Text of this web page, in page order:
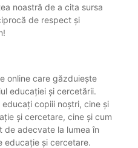
noastră de a cita sursa
de respect și
online care găzduiește
educației și cercetării.
copiii noștri, cine și
și cercetare, cine și cum
de adecvate la lumea în
educație și cercetare.